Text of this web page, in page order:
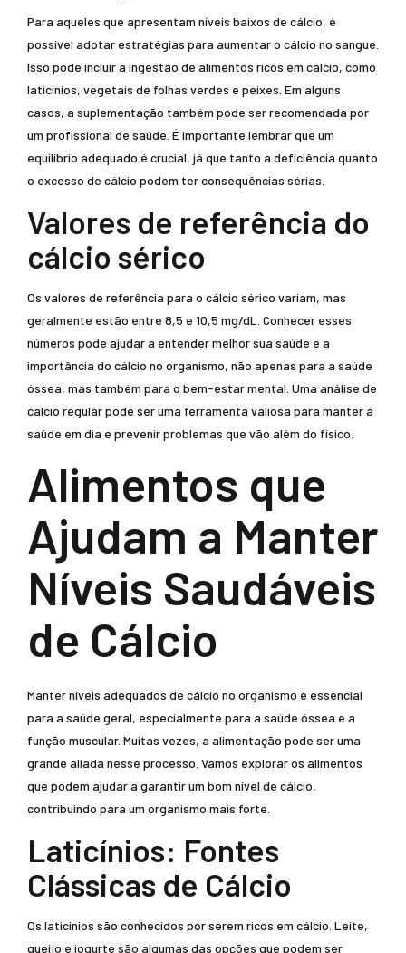
Para aqueles que apresentam níveis baixos de cálcio, é
possível adotar estratégias para aumentar o cálcio no sangue.
Isso pode incluir a ingestão de alimentos ricos em cálcio, como
laticínios, vegetais de folhas verdes e peixes. Em alguns
casos, a suplementação também pode ser recomendada por
um profissional de saúde. É importante lembrar que um
equilíbrio adequado é crucial, já que tanto a deficiência quanto
o excesso de cálcio podem ter consequências sérias.
Valores de referência do
cálcio sérico
Os valores de referência para o cálcio sérico variam, mas
geralmente estão entre 8,5 e 10,5 mg/dL. Conhecer esses
números pode ajudar a entender melhor sua saúde e a
importância do cálcio no organismo, não apenas para a saúde
óssea, mas também para o bem-estar mental. Uma análise de
cálcio regular pode ser uma ferramenta valiosa para manter a
saúde em dia e prevenir problemas que vão além do físico.
Alimentos que
Ajudam a Manter
Níveis Saudáveis
de Cálcio
Manter níveis adequados de cálcio no organismo é essencial
para a saúde geral, especialmente para a saúde óssea e a
função muscular. Muitas vezes, a alimentação pode ser uma
grande aliada nesse processo. Vamos explorar os alimentos
que podem ajudar a garantir um bom nível de cálcio,
contribuindo para um organismo mais forte.
Laticínios: Fontes
Clássicas de Cálcio
Os laticínios são conhecidos por serem ricos em cálcio. Leite,
queijo e iogurte são algumas das opções que podem ser